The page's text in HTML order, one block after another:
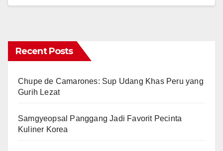
Recent Posts
Chupe de Camarones: Sup Udang Khas Peru yang
Gurih Lezat
Samgyeopsal Panggang Jadi Favorit Pecinta
Kuliner Korea